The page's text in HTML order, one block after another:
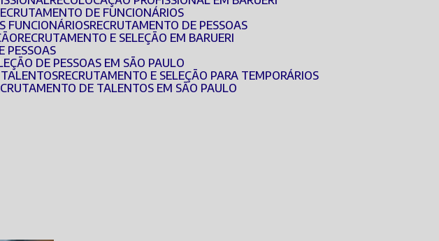
RECRUTAMENTO DE FUNCIONÁRIOS
FUNCIONÁRIOS RECRUTAMENTO DE PESSOAS
RECRUTAMENTO E SELEÇÃO EM BARUERI
PESSOAS
DE PESSOAS EM SÃO PAULO
TALENTOS RECRUTAMENTO E SELEÇÃO PARA TEMPORÁRIOS
DE TALENTOS EM SÃO PAULO